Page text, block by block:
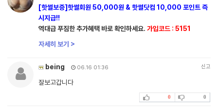
[핫썰보증]핫썰회원 50,000원 & 핫썰닷컴 10,000 포인트 즉
시지급!!
역대급 푸짐한 추가혜택 바로 확인하세요. 가입코드 : 5151
자세히 보기 >
being 06.16 01:36 신고
잘보고갑니다
0 0